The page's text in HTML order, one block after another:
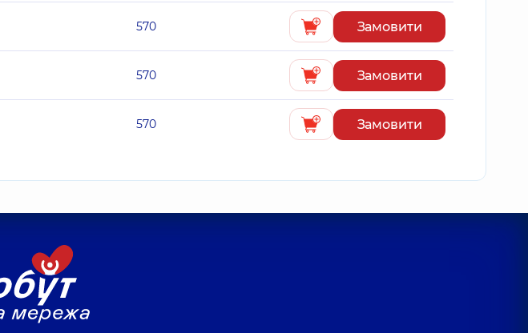
570 Замовити
570 Замовити
570 Замовити